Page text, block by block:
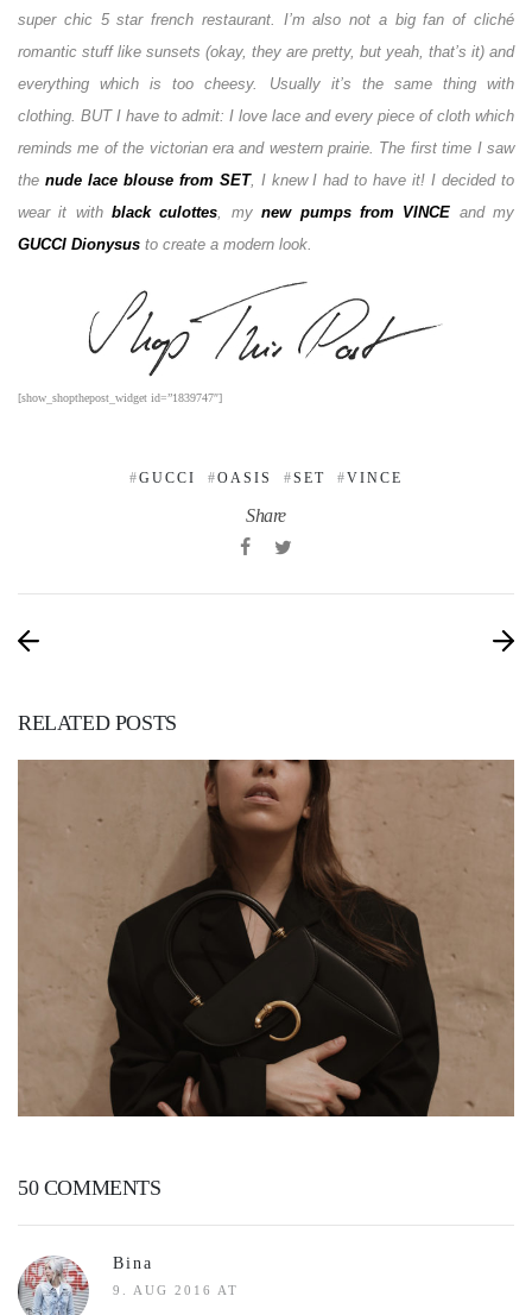
super chic 5 star french restaurant. I’m also not a big fan of cliché
romantic stuff like sunsets (okay, they are pretty, but yeah, that’s it) and
everything which is too cheesy. Usually it’s the same thing with
clothing. BUT I have to admit: I love lace and every piece of cloth which
reminds me of the victorian era and western prairie. The first time I saw
the nude lace blouse from SET, I knew I had to have it! I decided to
wear it withblack culottes, mynew pumps from VINCE and my
GUCCI Dionysus to create a modern look.
[show_shopthepost_widget id=”1839747″]
GUCCI OASIS SET VINCE
Share
RELATED POSTS
11. APR 2019
50 COMMENTS
Bina
9. AUG 2016 AT